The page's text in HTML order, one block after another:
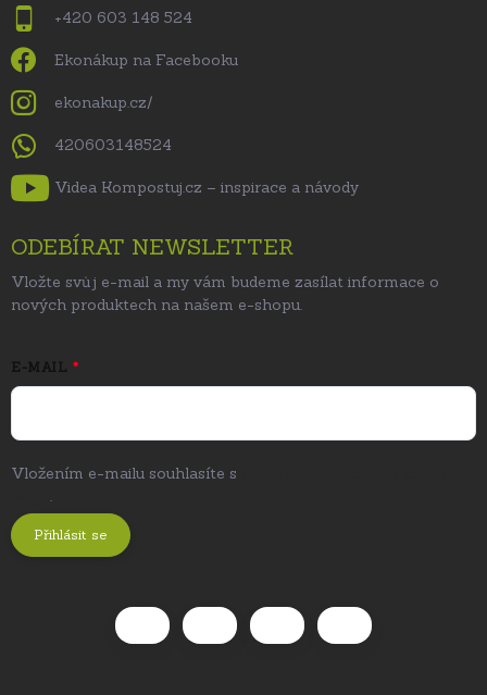
+420 603 148 524
Ekonákup na Facebooku
ekonakup.cz/
420603148524
Videa Kompostuj.cz – inspirace a návody
ODEBÍRAT NEWSLETTER
Vložte svůj e-mail a my vám budeme zasílat informace o
nových produktech na našem e-shopu.
E-MAIL
Vložením e-mailu souhlasíte s
.
Přihlásit se